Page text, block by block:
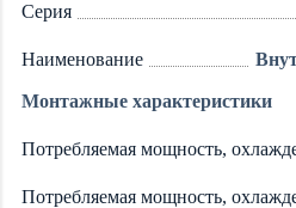
Серия
Наименование
Монтажные характеристики
Потребляемая мощность,
Потребляемая мощность,